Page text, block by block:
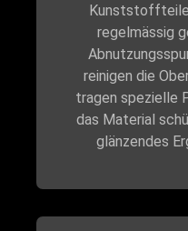
regelmässig
reinigen die
tragen spezielle
das Material
glänzendes